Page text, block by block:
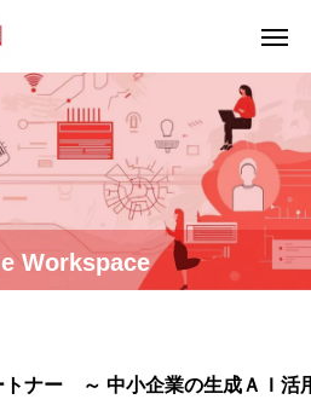
Workspace
トナー ～ 中小企業の生成ＡＩ活